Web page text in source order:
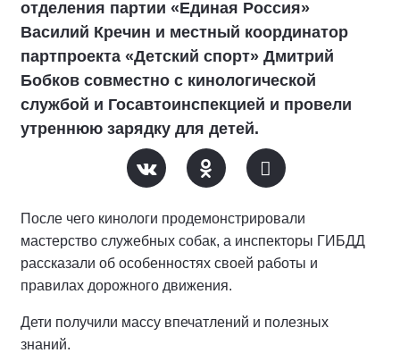
отделения партии «Единая Россия»
Василий Кречин и местный координатор
партпроекта «Детский спорт» Дмитрий
Бобков совместно с кинологической
службой и Госавтоинспекцией и провели
утреннюю зарядку для детей.
После чего кинологи продемонстрировали
мастерство служебных собак, а инспекторы ГИБДД
рассказали об особенностях своей работы и
правилах дорожного движения.
Дети получили массу впечатлений и полезных
знаний.